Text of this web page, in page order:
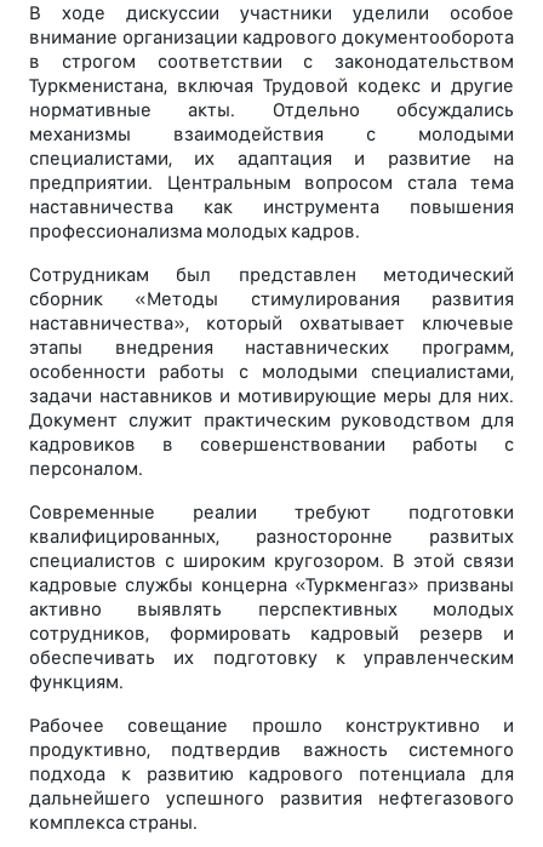
В ходе дискуссии участники уделили особое
внимание организации кадрового документооборота
в строгом соответствии с законодательством
Туркменистана, включая Трудовой кодекс и другие
нормативные акты. Отдельно обсуждались
механизмы взаимодействия с молодыми
специалистами, их адаптация и развитие на
предприятии. Центральным вопросом стала тема
наставничества как инструмента повышения
профессионализма молодых кадров.
Сотрудникам был представлен методический
сборник «Методы стимулирования развития
наставничества», который охватывает ключевые
этапы внедрения наставнических программ,
особенности работы с молодыми специалистами,
задачи наставников и мотивирующие меры для них.
Документ служит практическим руководством для
кадровиков в совершенствовании работы с
персоналом.
Современные реалии требуют подготовки
квалифицированных, разносторонне развитых
специалистов с широким кругозором. В этой связи
кадровые службы концерна «Туркменгаз» призваны
активно выявлять перспективных молодых
сотрудников, формировать кадровый резерв и
обеспечивать их подготовку к управленческим
функциям.
Рабочее совещание прошло конструктивно и
продуктивно, подтвердив важность системного
подхода к развитию кадрового потенциала для
дальнейшего успешного развития нефтегазового
комплекса страны.